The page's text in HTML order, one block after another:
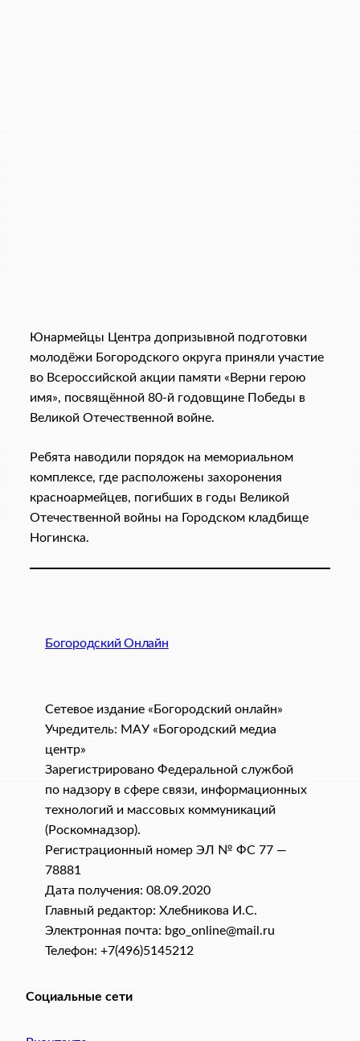
Юнармейцы Центра допризывной подготовки
молодёжи Богородского округа приняли участие
во Всероссийской акции памяти «Верни герою
имя», посвящённой 80-й годовщине Победы в
Великой Отечественной войне.
Ребята наводили порядок на мемориальном
комплексе, где расположены захоронения
красноармейцев, погибших в годы Великой
Отечественной войны на Городском кладбище
Ногинска.
Богородский Онлайн
Сетевое издание «Богородский онлайн»
Учредитель: МАУ «Богородский медиа
центр»
Зарегистрировано Федеральной службой
по надзору в сфере связи, информационных
технологий и массовых коммуникаций
(Роскомнадзор).
Регистрационный номер ЭЛ № ФС 77 —
78881
Дата получения: 08.09.2020
Главный редактор: Хлебникова И.C.
Электронная почта: bgo_online@mail.ru
Телефон: +7(496)5145212
Социальные сети